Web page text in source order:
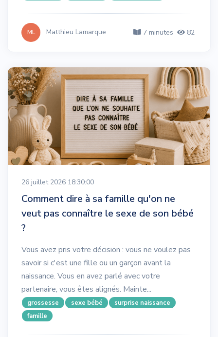
ML Matthieu Lamarque 7 minutes 82
26 juillet 2026 18:30:00
Comment dire à sa famille qu'on ne
veut pas connaître le sexe de son bébé
?
Vous avez pris votre décision : vous ne voulez pas
savoir si c'est une fille ou un garçon avant la
naissance. Vous en avez parlé avec votre
partenaire, vous êtes alignés. Mainte...
grossesse sexe bébé
surprise naissance
famille